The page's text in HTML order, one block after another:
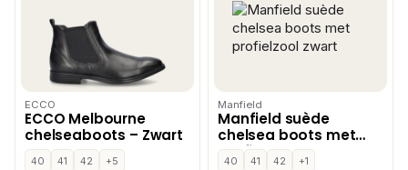
ECCO
ECCO Melbourne
chelseaboots – Zwart
40 41 42
+5
Manfield
Manfield suède
chelsea boots met
profielzool zwart
40 41 42 +1